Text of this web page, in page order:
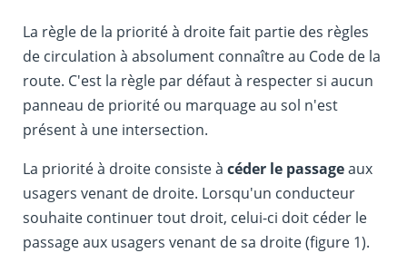
La règle de la priorité à droite fait partie des règles
de circulation à absolument connaître au Code de la
route. C'est la règle par défaut à respecter si aucun
panneau de priorité ou marquage au sol n'est
présent à une intersection.
La priorité à droite consiste à céder le passageaux
usagers venant de droite. Lorsqu'un conducteur
souhaite continuer tout droit, celui-ci doit céder le
passage aux usagers venant de sa droite (figure 1).